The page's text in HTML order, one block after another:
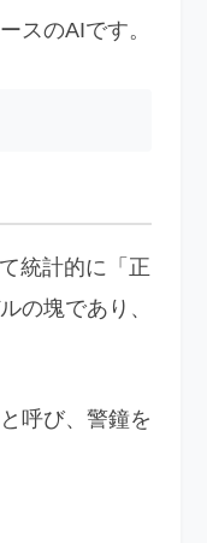
スのAIです。
統計的に「正
の塊であり、
と呼び、警鐘を